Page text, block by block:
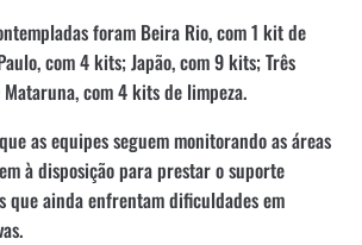
foram Beira Rio, com 1 kit de
com 4 kits; Japão, com 9 kits; Três
com 4 kits de limpeza.
as equipes seguem monitorando as áreas
à disposição para prestar o suporte
que ainda enfrentam dificuldades em